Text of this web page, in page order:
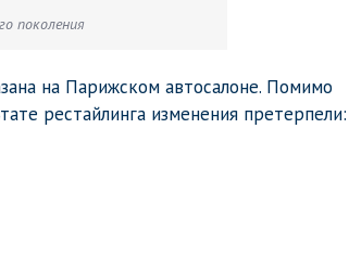
поколения
на Парижском автосалоне. Помимо
рестайлинга изменения претерпели: